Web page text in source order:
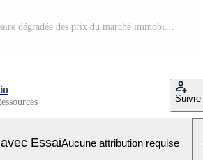
icône vectorielle linéaire dégradée des prix du marché immobilier. augmentation du prix de l'immobilier. achat immobilier. vente de propriété. symbole de couleur de ligne mince. pictogramme de style moderne. dessin de contour isolé de vecteur Vecteur Pro et SVG Pro
Suivre
EssaiAucune attribution requise